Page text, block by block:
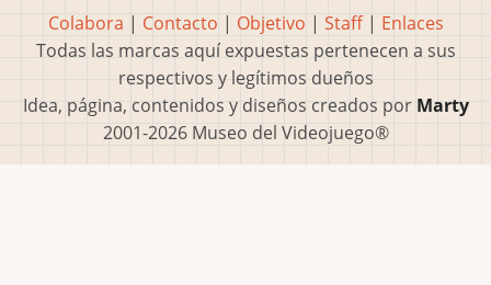
Colabora | Contacto | Objetivo | Staff| Enlaces
Todas las marcas aquí expuestas pertenecen a sus
respectivos y legítimos dueños
Idea, página, contenidos y diseños creados por Marty
2001-2026 Museo del Videojuego®